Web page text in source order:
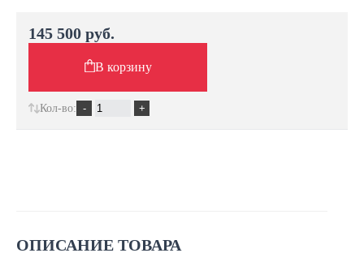
ОПИСАНИЕ ТОВАРА
145 500 руб.
В корзину
Кол-во: